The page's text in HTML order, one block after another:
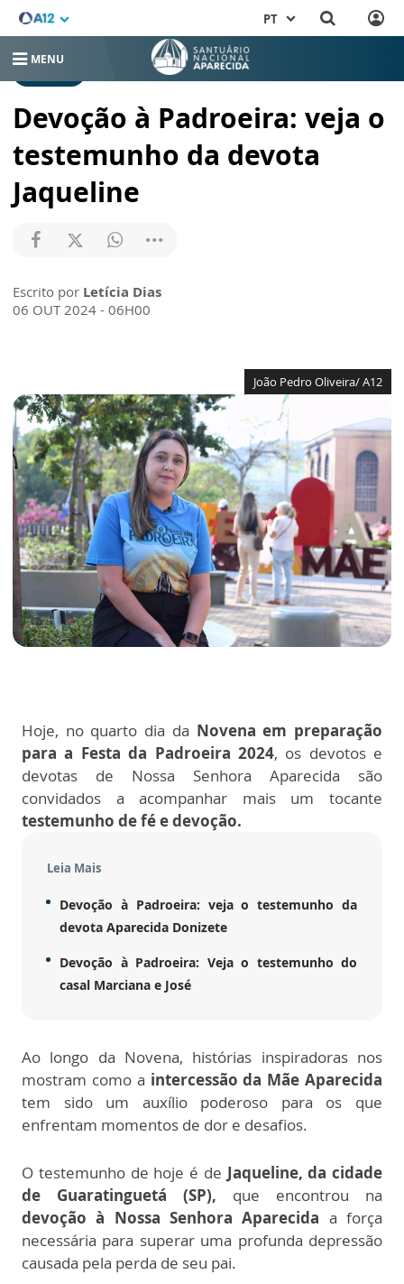
PT
MENU
Devoção à Padroeira: veja o
testemunho da devota
Jaqueline
Escrito por Letícia Dias
06 OUT 2024 - 06H00
João Pedro Oliveira/ A12
Hoje, no quarto dia da Novena em preparação
para a Festa da Padroeira 2024, os devotos e
devotas de Nossa Senhora Aparecida são
convidados a acompanhar mais um tocante
testemunho de fé e devoção.
Leia Mais
Devoção à Padroeira: veja o testemunho da
devota Aparecida Donizete
Devoção à Padroeira: Veja o testemunho do
casal Marciana e José
Ao longo da Novena, histórias inspiradoras nos
mostram como a intercessão da Mãe Aparecida
tem sido um auxílio poderoso para os que
enfrentam momentos de dor e desafios.
O testemunho de hoje é de Jaqueline, da cidade
de Guaratinguetá (SP), que encontrou na
devoção à Nossa Senhora Aparecida a força
necessária para superar uma profunda depressão
causada pela perda de seu pai.